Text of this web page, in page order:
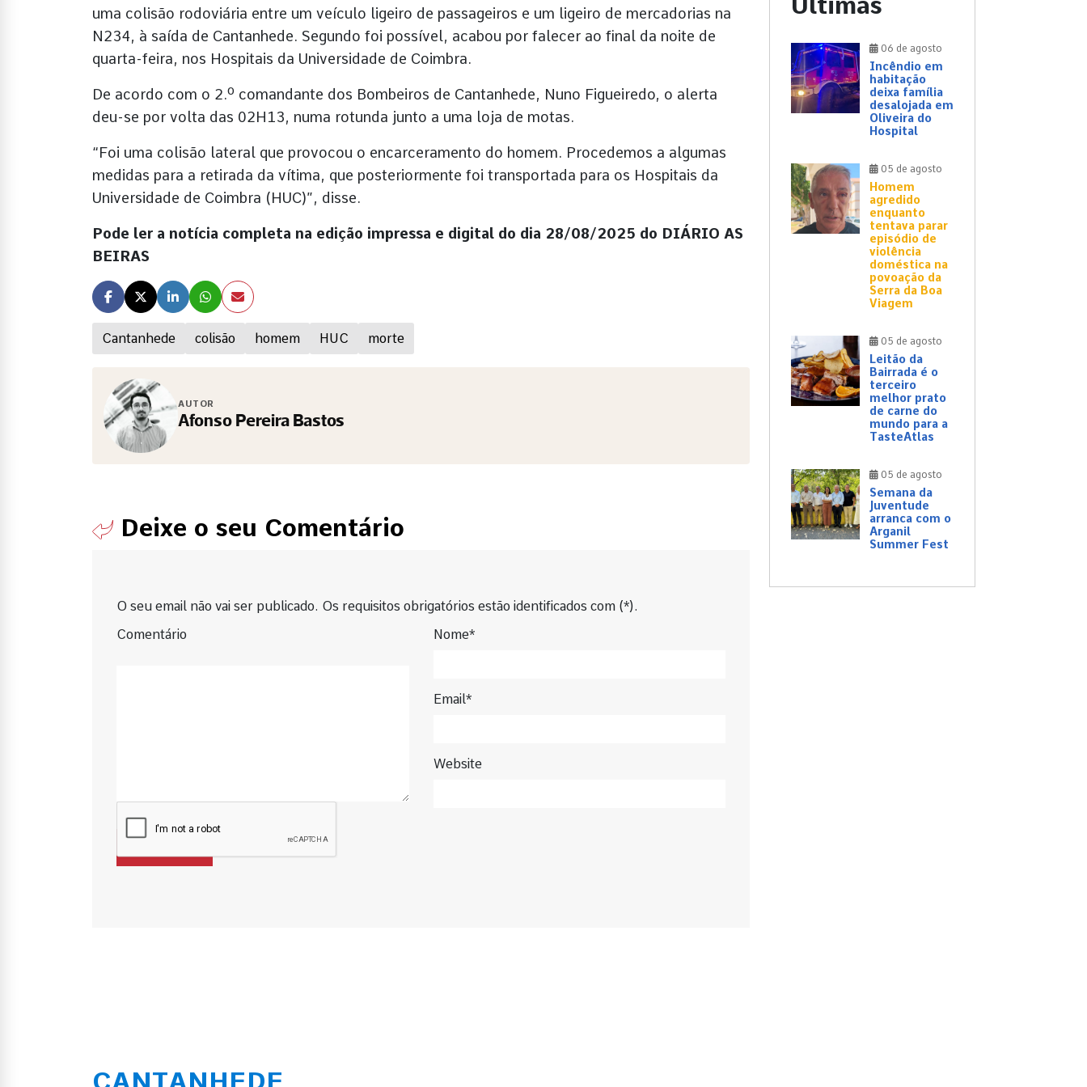
Cantanhede colisão homem HUC morte
AUTOR
Afonso Pereira Bastos
uma colisão rodoviária entre um veículo ligeiro de passageiros e um ligeiro de mercadorias na
N234, à saída de Cantanhede. Segundo foi possível, acabou por falecer ao final da noite de
quarta-feira, nos Hospitais da Universidade de Coimbra.
De acordo com o 2.º comandante dos Bombeiros de Cantanhede, Nuno Figueiredo, o alerta
deu-se por volta das 02H13, numa rotunda junto a uma loja de motas.
“Foi uma colisão lateral que provocou o encarceramento do homem. Procedemos a algumas
medidas para a retirada da vítima, que posteriormente foi transportada para os Hospitais da
Universidade de Coimbra (HUC)”, disse.
Pode ler a notícia completa na edição impressa e digital do dia 28/08/2025 do DIÁRIO AS
BEIRAS
Deixe o seu Comentário
O seu email não vai ser publicado. Os requisitos obrigatórios estão identificados com (*).
Comentário
Nome*
Email*
Website
06 de agosto
Incêndio em
habitação
deixa família
desalojada em
Oliveira do
Hospital
05 de agosto
Homem
agredido
enquanto
tentava parar
episódio de
violência
doméstica na
povoação da
Serra da Boa
Viagem
05 de agosto
Leitão da
Bairrada é o
terceiro
melhor prato
de carne do
mundo para a
TasteAtlas
05 de agosto
Semana da
Juventude
arranca com o
Arganil
Summer Fest